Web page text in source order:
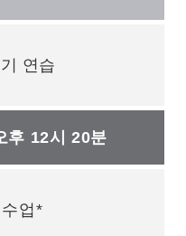
연습
후 12시 20분
업*